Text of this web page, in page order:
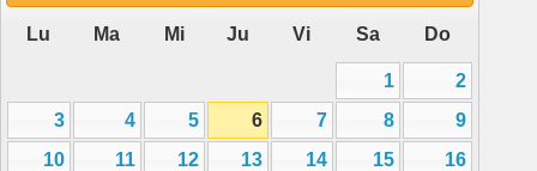
Lu Ma Mi Ju Vi Sa Do
1
2
3
4 5 6 7 8
9
10
11 12 13 14 15
16